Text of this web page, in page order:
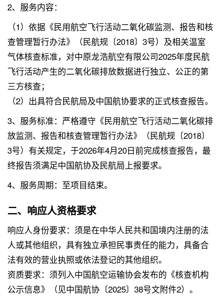
2、服务内容：
（1）依据《民用航空飞行活动二氧化碳监测、报告和核
查管理暂行办法》（民航规〔2018〕3号）及相关温室
气体核查标准，对中原龙浩航空有限公司2025年度民航
飞行活动产生的二氧化碳排放数据进行独立、公正的第
三方核查；
（2）出具符合民航局及中国航协要求的正式核查报告。
3、服务标准：严格遵守《民用航空飞行活动二氧化碳排
放监测、报告和核查管理暂行办法》（民航规〔2018〕
3号）有关规定，于2026年4月20日前完成核查报告，最
终报告须满足中国航协及民航局上报要求。
4、服务周期：至项目结束。
二、响应人资格要求
响应人身份要求：须是在中华人民共和国境内注册的法
人或其他组织，具有独立承担民事责任的能力，具备合
法有效的营业执照或依法登记的其他组织。
资质要求：须列入中国航空运输协会发布的《核查机构
公示信息》（见中国航协〔2025〕38号文附件2）。